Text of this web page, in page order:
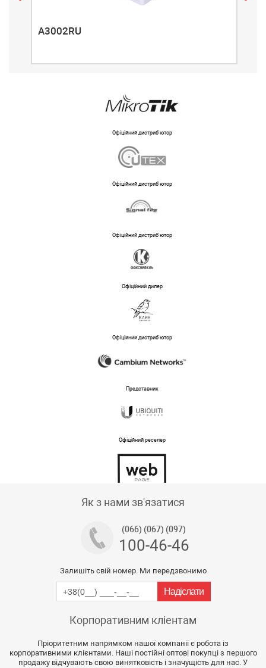
A3002RU
Офіційний дистриб'ютор
Офіційний дистриб'ютор
Офіційний дистриб'ютор
Офіційний дилер
Офіційний дистриб'ютор
Представник
Офіційний реселер
Як з нами зв'язатися
(066) (067) (097)
100-46-46
Залишіть свій номер. Ми передзвонимо
Корпоративним кліентам
Пріоритетним напрямком нашої компанії є робота із
корпоративними клієнтами. Наші постійні оптові покупці з першого
продажу відчувають свою винятковість і значущість для нас. У